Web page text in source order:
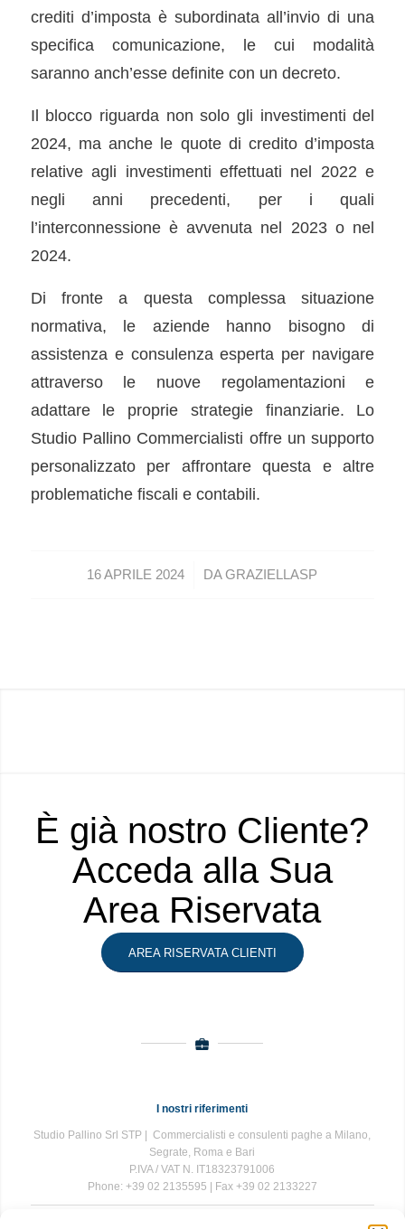
crediti d’imposta è subordinata all’invio di una
specifica comunicazione, le cui modalità
saranno anch’esse definite con un decreto.
Il blocco riguarda non solo gli investimenti del
2024, ma anche le quote di credito d’imposta
relative agli investimenti effettuati nel 2022 e
negli anni precedenti, per i quali
l’interconnessione è avvenuta nel 2023 o nel
2024.
Di fronte a questa complessa situazione
normativa, le aziende hanno bisogno di
assistenza e consulenza esperta per navigare
attraverso le nuove regolamentazioni e
adattare le proprie strategie finanziarie. Lo
Studio Pallino Commercialisti offre un supporto
personalizzato per affrontare questa e altre
problematiche fiscali e contabili.
16 APRILE 2024
/ DAGRAZIELLASP
È già nostro Cliente?
Acceda alla Sua
Area Riservata
AREA RISERVATA CLIENTI
I nostri riferimenti
Studio Pallino Srl STP | Commercialisti e consulenti paghe a Milano,
Segrate, Roma e Bari
P.IVA / VAT N. IT18323791006
Phone: +39 02 2135595 | Fax +39 02 2133227